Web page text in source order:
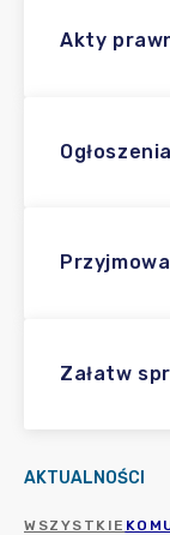
Akty
Załatw
AKTUALNOŚCI
WSZYSTKIE